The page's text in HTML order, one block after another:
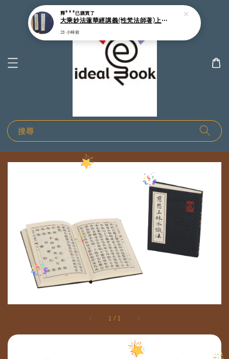
搜尋
1 / 1
釋***已購買了
大乘妙法蓮華經講義(性梵法師著)上下二冊-25開精裝本
23 小時前